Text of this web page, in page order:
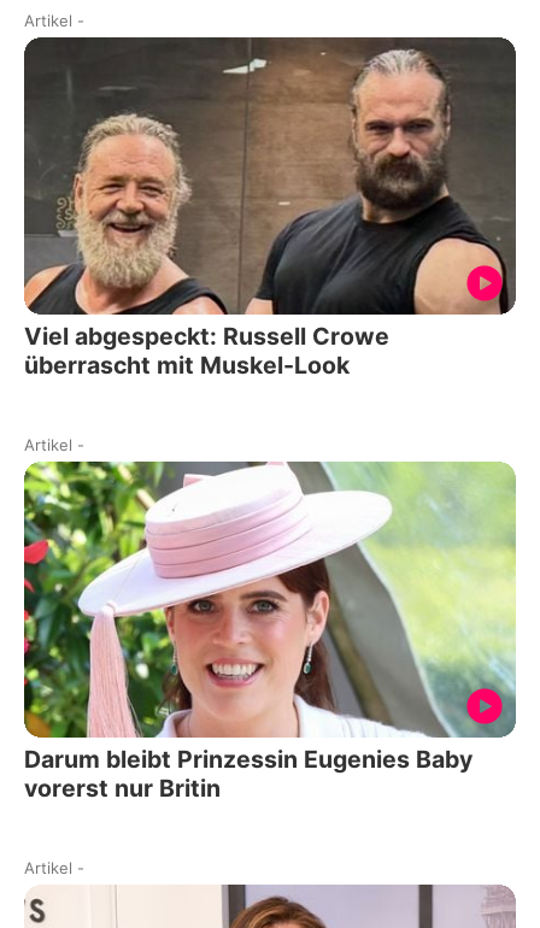
Artikel -
Viel abgespeckt: Russell Crowe
überrascht mit Muskel-Look
Artikel -
Darum bleibt Prinzessin Eugenies Baby
vorerst nur Britin
Artikel -